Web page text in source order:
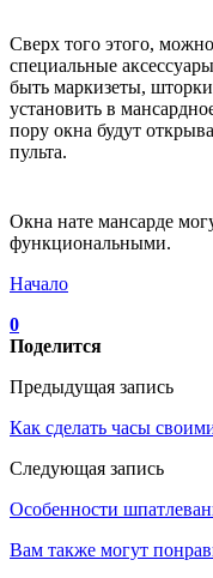
Сверх того этого,
специальные
быть маркизеты,
установить в
пору окна будут
пульта.
Окна нате мансарде
функциональными.
Начало
0
Поделится
Предыдущая запись
Как сделать часы
Следующая запись
Особенности
Вам также могут